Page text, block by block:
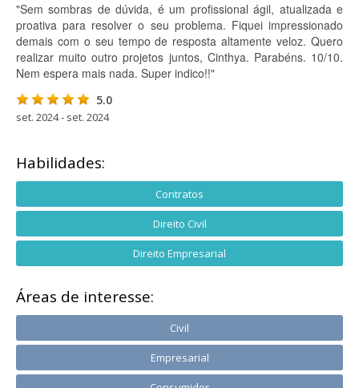
"Sem sombras de dúvida, é um profissional ágil, atualizada e
proativa para resolver o seu problema. Fiquei impressionado
demais com o seu tempo de resposta altamente veloz. Quero
realizar muito outro projetos juntos, Cinthya. Parabéns. 10/10.
Nem espera mais nada. Super indico!!"
5.0
set. 2024 - set. 2024
Habilidades:
Contratos
Direito Civil
Direito Empresarial
Áreas de interesse:
Civil
Empresarial